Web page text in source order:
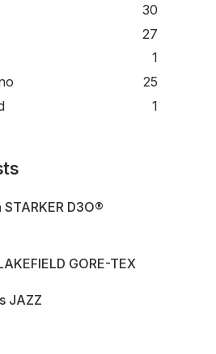
30
27
1
25
1
STARKER D3O®
GORE-TEX
JAZZ